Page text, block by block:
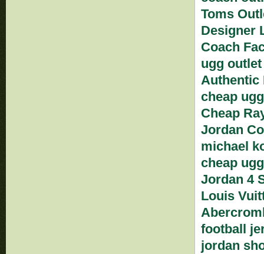
Toms
Designer
Coach
ugg outlet
Authentic
cheap
Cheap
Jordan
michael
cheap
Jordan 4
Louis
football
jordan